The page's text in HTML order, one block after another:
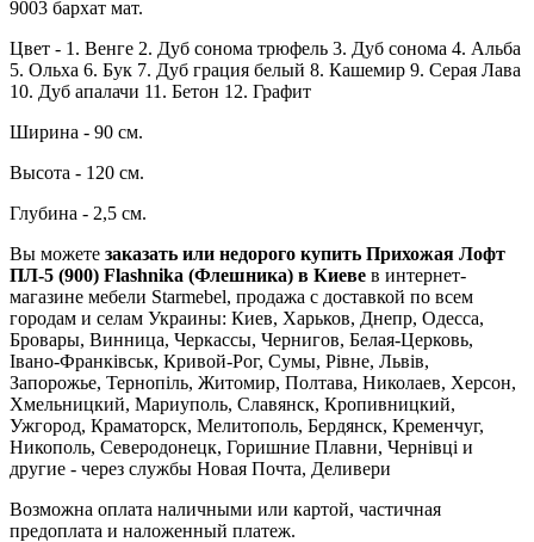
9003 бархат мат.
Цвет - 1. Венге 2. Дуб сонома трюфель 3. Дуб сонома 4. Альба
5. Ольха 6. Бук 7. Дуб грация белый 8. Кашемир 9. Серая Лава
10. Дуб апалачи 11. Бетон 12. Графит
Ширина - 90 см.
Высота - 120 см.
Глубина - 2,5 см.
Вы можете заказать или недорого купить Прихожая Лофт
ПЛ-5 (900) Flashnika (Флешника) в Киеве в интернет-
магазине мебели Starmebel, продажа с доставкой по всем
городам и селам Украины: Киев, Харьков, Днепр, Одесса,
Бровары, Винница, Черкассы, Чернигов, Белая-Церковь,
Івано-Франківськ, Кривой-Рог, Сумы, Рівне, Львів,
Запорожье, Тернопіль, Житомир, Полтава, Николаев, Херсон,
Хмельницкий, Мариуполь, Славянск, Кропивницкий,
Ужгород, Краматорск, Мелитополь, Бердянск, Кременчуг,
Никополь, Северодонецк, Горишние Плавни, Чернівці и
другие - через службы Новая Почта, Деливери
Возможна оплата наличными или картой, частичная
предоплата и наложенный платеж.